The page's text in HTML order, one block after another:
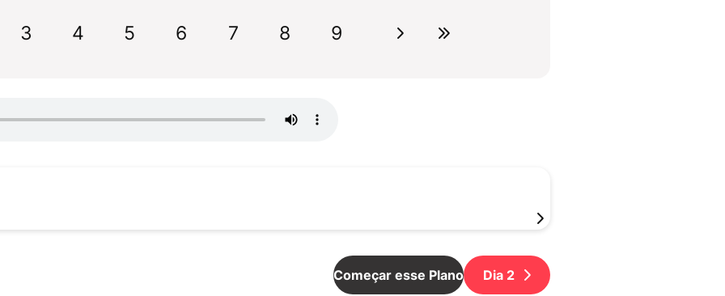
3 4 5 6 7 8 9
Começar esse Plano Dia 2